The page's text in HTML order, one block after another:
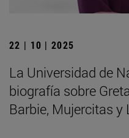
22 | 10 | 2025
La Universidad de
biografía sobre
Barbie, Mujercitas y